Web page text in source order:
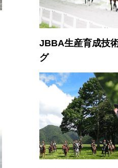
JBBA生産育成技
グ